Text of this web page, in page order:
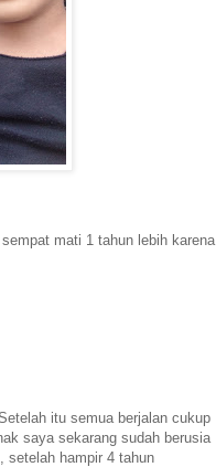
mati 1 tahun lebih karena
itu semua berjalan cukup
saya sekarang sudah berusia
setelah hampir 4 tahun